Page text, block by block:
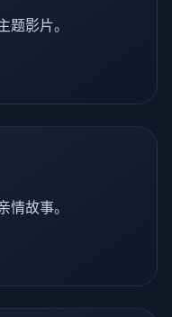
题影片。
故事。